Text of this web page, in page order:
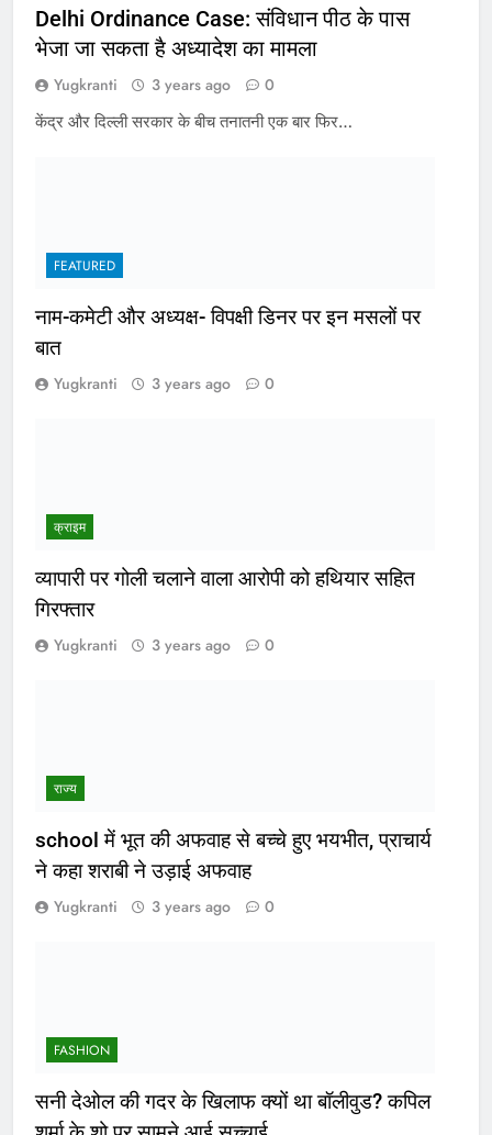
Delhi Ordinance Case: संविधान पीठ के पास
भेजा जा सकता है अध्यादेश का मामला
Yugkranti 3 years ago 0
केंद्र और दिल्ली सरकार के बीच तनातनी एक बार फिर…
FEATURED
नाम-कमेटी और अध्यक्ष- विपक्षी डिनर पर इन मसलों पर
बात
Yugkranti 3 years ago 0
क्राइम
व्यापारी पर गोली चलाने वाला आरोपी को हथियार सहित
गिरफ्तार
Yugkranti 3 years ago 0
राज्य
school में भूत की अफवाह से बच्चे हुए भयभीत, प्राचार्य
ने कहा शराबी ने उड़ाई अफवाह
Yugkranti 3 years ago 0
FASHION
सनी देओल की गदर के खिलाफ क्यों था बॉलीवुड? कपिल